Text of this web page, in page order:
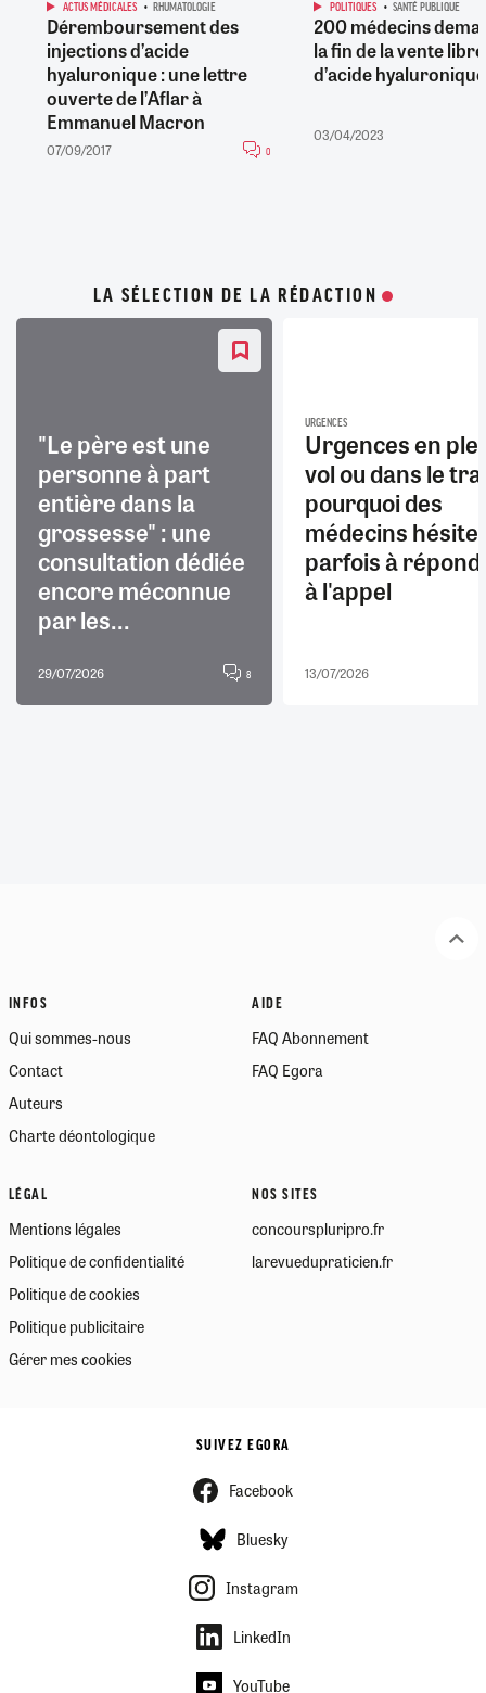
ACTUS MÉDICALES RHUMATOLOGIE
Déremboursement des
injections d’acide
hyaluronique : une lettre
ouverte de l’Aflar à
Emmanuel Macron
07/09/2017 0
POLITIQUES SANTÉ PUBLIQUE
200 médecins
la fin de la vente libre
d’acide hyaluronique
03/04/2023
LA SÉLECTION DE LA RÉDACTION
"Le père est une
personne à part
entière dans la
grossesse" : une
consultation dédiée
encore méconnue
par les...
29/07/2026 8
URGENCES
Urgences en
vol ou dans le
pourquoi des
médecins
parfois à
à l'appel
13/07/2026
INFOS
Qui sommes-nous
Contact
Auteurs
Charte déontologique
AIDE
FAQ Abonnement
FAQ Egora
LÉGAL
Mentions légales
Politique de confidentialité
Politique de cookies
Politique publicitaire
Gérer mes cookies
NOS SITES
concourspluripro.fr
larevuedupraticien.fr
SUIVEZ EGORA
Facebook
Bluesky
Instagram
LinkedIn
YouTube